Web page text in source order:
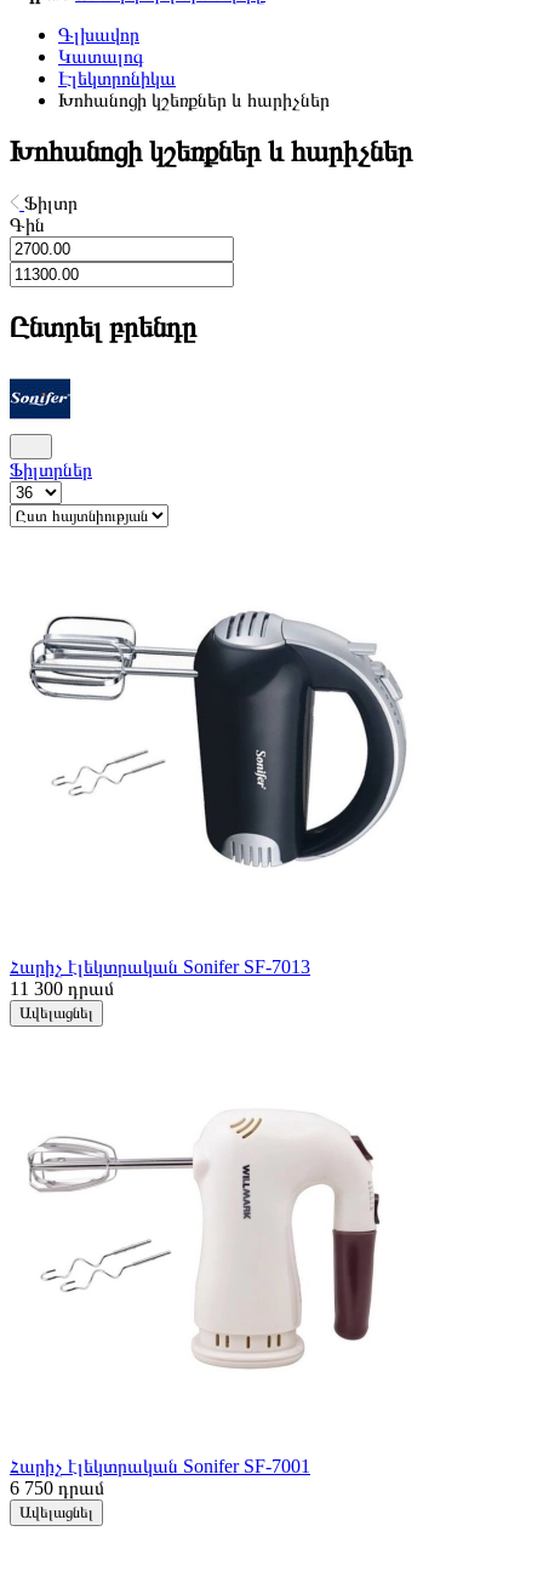
Գլխավոր
Կատալոգ
Էլեկտրոնիկա
Խոհանոցի կշեռքներ և հարիչներ
Խոհանոցի կշեռքներ և հարիչներ
Ֆիլտր
Գին
Ընտրել բրենդը
Ֆիլտրներ
Հարիչ էլեկտրական Sonifer SF-7013
11 300 դրամ
Ավելացնել
Հարիչ էլեկտրական Sonifer SF-7001
6 750 դրամ
Ավելացնել